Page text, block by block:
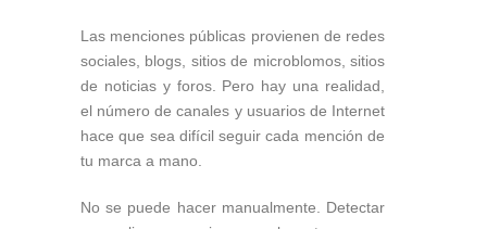
Las menciones públicas provienen de redes
sociales, blogs, sitios de microblomos, sitios
de noticias y foros. Pero hay una realidad,
el número de canales y usuarios de Internet
hace que sea difícil seguir cada mención de
tu marca a mano.
No se puede hacer manualmente. Detectar